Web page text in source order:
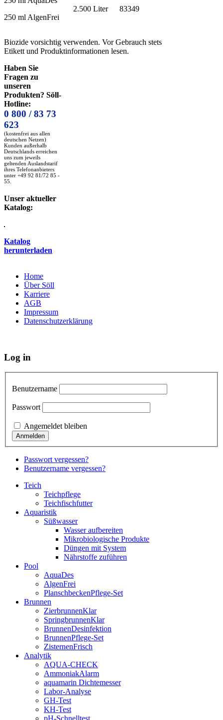
250 ml AlgenFrei
2.500 Liter 83349
Biozide vorsichtig verwenden. Vor Gebrauch stets
Etikett und Produktinformationen lesen.
Haben Sie
Fragen zu
unseren
Produkten? Söll-
Hotline:
0 800 / 83 73
623
(kostenfrei aus allen
deutschen Netzen)
Kunden außerhalb
Deutschlands erreichen
uns zum jeweils
geltenden Auslandstarif
ihres Telefonanbieters
unter +49 92 81/72 85 -
55.
Unser aktueller
Katalog:
Katalog
herunterladen
Home
Über Söll
Karriere
AGB
Impressum
Datenschutzerklärung
Log in
Benutzername
Passwort
Angemeldet bleiben
Passwort vergessen?
Benutzername vergessen?
Teich
Teichpflege
Teichfischfutter
Aquaristik
Süßwasser
Wasser aufbereiten
Mikrobiologische Produkte
Düngen mit System
Nährstoffe zuführen
Pool
AquaDes
AlgenFrei
PlanschbeckenPflege-Set
Brunnen
ZierbrunnenKlar
SpringbrunnenKlar
BrunnenDesinfektion
BrunnenPflege-Set
ZisternenFrisch
Analytik
AQUA-CHECK
AmmoniakAlarm
aquamarin Dichtemesser
Labor-Analyse
GH-Test
KH-Test
pH-Schnelltest